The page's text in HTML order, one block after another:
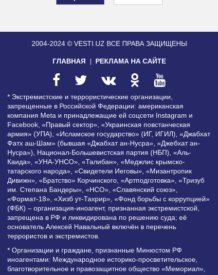
2004-2024 © VESTI.UZ ВСЕ ПРАВА ЗАЩИЩЕНЫ
ГЛАВНАЯ РЕКЛАМА НА САЙТЕ
* Экстремистские и террористические организации,
запрещенные в Российской Федерации: американская
компания Meta и принадлежащие ей соцсети Instagram и
Facebook, «Правый сектор», «Украинская повстанческая
армия» (УПА), «Исламское государство» (ИГ, ИГИЛ), «Джабхат
Фатх аш-Шам» (бывшая «Джабхат ан-Нусра», «Джебхат ан-
Нусра»), Национал-Большевистская партия (НБП), «Аль-
Каида», «УНА-УНСО», «Талибан», «Меджлис крымско-
татарского народа», «Свидетели Иеговы», «Мизантропик
Дивижн», «Братство» Корчинского, «Артподготовка», «Тризуб
им. Степана Бандеры», «НСО», «Славянский союз»,
«Формат-18», «Хизб ут-Тахрир», «Фонд борьбы с коррупцией»
(ФБК) – организация-иноагент, признанная экстремистской,
запрещена в РФ и ликвидирована по решению суда; её
основатель Алексей Навальный включён в перечень
террористов и экстремистов.
* Организации и граждане, признанные Минюстом РФ
иноагентами: Международное историко-просветительское,
благотворительное и правозащитное общество «Мемориал»,